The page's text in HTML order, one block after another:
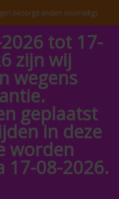
bezorgd (indien voorradig)
tot 17-
zijn wij
wegens
geplaatst
in deze
worden
17-08-2026.